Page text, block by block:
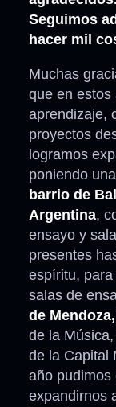
Seguimos
hacer mil
Muchas
que en estos
aprendizaje,
proyectos
logramos
poniendo
barrio de
Argentina,
ensayo y
presentes
espíritu,
salas de
de Mendoza,
de la
de la Capital
año pudimos
expandirnos